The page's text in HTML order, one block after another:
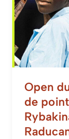
Open
de